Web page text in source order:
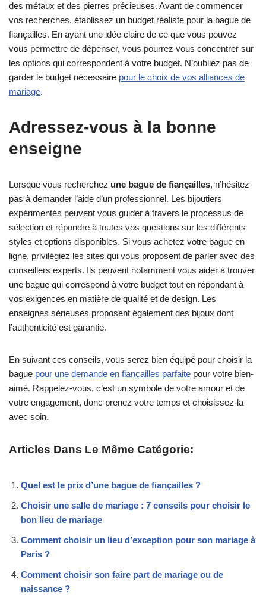
des métaux et des pierres précieuses. Avant de commencer
vos recherches, établissez un budget réaliste pour la bague de
fiançailles. En ayant une idée claire de ce que vous pouvez
vous permettre de dépenser, vous pourrez vous concentrer sur
les options qui correspondent à votre budget. N’oubliez pas de
garder le budget nécessaire pour le choix de vos alliances de
mariage.
Adressez-vous à la bonne
enseigne
Lorsque vous recherchez une bague de fiançailles, n’hésitez
pas à demander l’aide d’un professionnel. Les bijoutiers
expérimentés peuvent vous guider à travers le processus de
sélection et répondre à toutes vos questions sur les différents
styles et options disponibles. Si vous achetez votre bague en
ligne, privilégiez les sites qui vous proposent de parler avec des
conseillers experts. Ils peuvent notamment vous aider à trouver
une bague qui correspond à votre budget tout en répondant à
vos exigences en matière de qualité et de design. Les
enseignes sérieuses proposent également des bijoux dont
l’authenticité est garantie.
En suivant ces conseils, vous serez bien équipé pour choisir la
bague pour une demande en fiançailles parfaite pour votre bien-
aimé. Rappelez-vous, c’est un symbole de votre amour et de
votre engagement, donc prenez votre temps et choisissez-la
avec soin.
Articles Dans Le Même Catégorie:
Quel est le prix d’une bague de fiançailles ?
Choisir une salle de mariage : 7 conseils pour choisir le
bon lieu de mariage
Comment choisir un lieu d’exception pour son mariage à
Paris ?
Comment choisir son faire part de mariage ou de
naissance ?